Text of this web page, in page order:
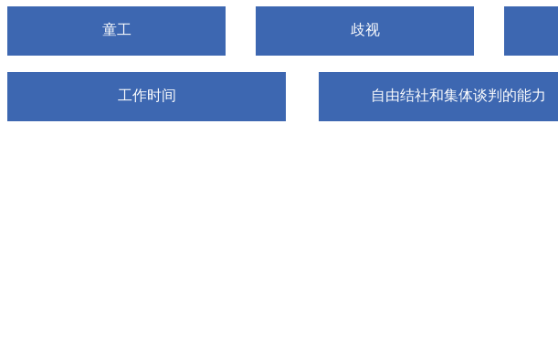
童工 歧视
工作时间 自由结社和集体谈判的能力